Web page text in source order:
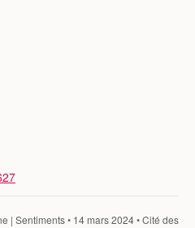
| Sentiments • 14 mars 2024 • Cité des